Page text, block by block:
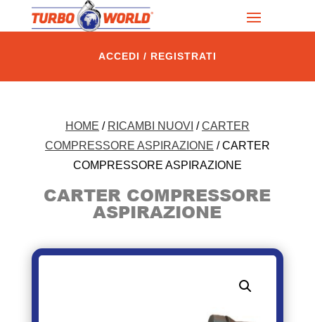
ACCEDI / REGISTRATI
HOME / RICAMBI NUOVI /CARTER
COMPRESSORE ASPIRAZIONE / CARTER
COMPRESSORE ASPIRAZIONE
CARTER COMPRESSORE
ASPIRAZIONE